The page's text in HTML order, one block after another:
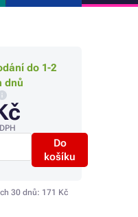
do 1-2
dnů
Do
košíku
30 dnů: 171 Kč